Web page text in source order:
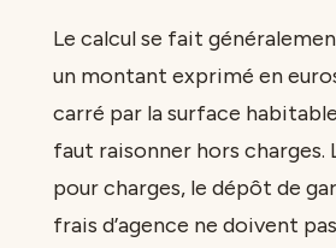
Le calcul se fait
un montant exprimé en
carré par la surface
faut raisonner hors charges.
pour charges, le dépôt de
frais d’agence ne doivent